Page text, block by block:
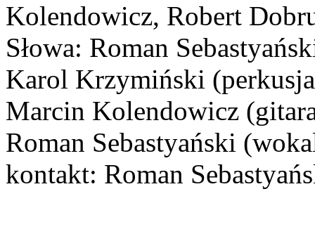
Kolendowicz, Robert
Słowa: Roman
Karol Krzymiński
Marcin Kolendowicz
Roman Sebastyański
kontakt: Roman